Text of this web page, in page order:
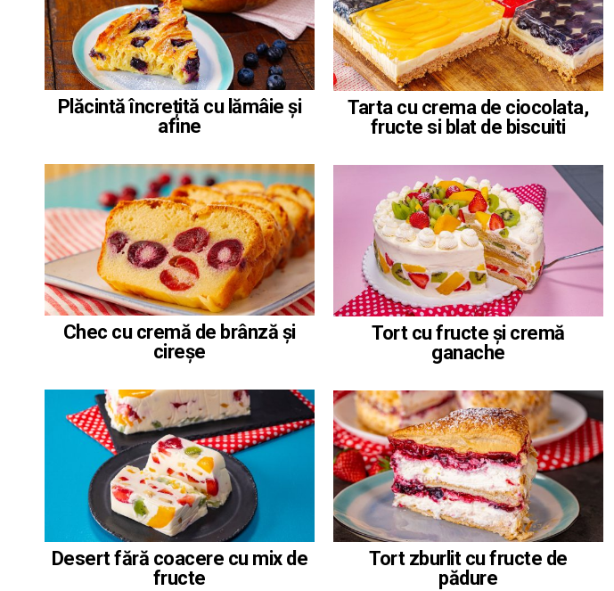
Plăcintă încrețită cu lămâie și
afine
Tarta cu crema de ciocolata,
fructe si blat de biscuiti
Chec cu cremă de brânză și
cireșe
Tort cu fructe și cremă
ganache
Desert fără coacere cu mix de
fructe
Tort zburlit cu fructe de
pădure